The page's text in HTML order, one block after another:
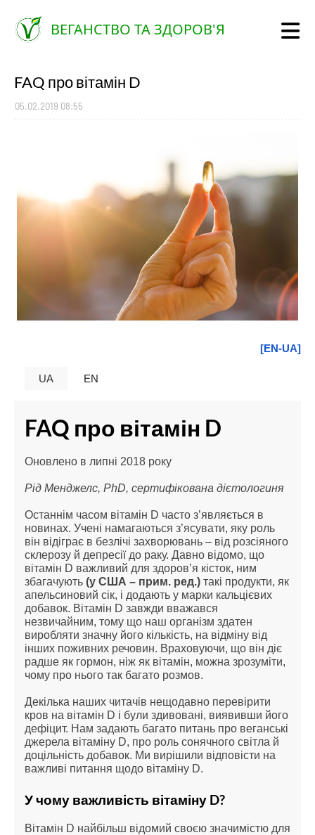
ВЕГАНСТВО ТА ЗДОРОВ'Я
FAQ про вітамін D
05.02.2019 08:55
[EN-UA]
UA EN
FAQ про вітамін D
Оновлено в липні 2018 року
Рід Менджелс, PhD, сертифікована дієтологиня
Останнім часом вітамін D часто з’являється в
новинах. Учені намагаються з’ясувати, яку роль
він відіграє в безлічі захворювань – від розсіяного
склерозу й депресії до раку. Давно відомо, що
вітамін D важливий для здоров’я кісток, ним
збагачують (у США – прим. ред.) такі продукти, як
апельсиновий сік, і додають у марки кальцієвих
добавок. Вітамін D завжди вважався
незвичайним, тому що наш організм здатен
виробляти значну його кількість, на відміну від
інших поживних речовин. Враховуючи, що він діє
радше як гормон, ніж як вітамін, можна зрозуміти,
чому про нього так багато розмов.
Декілька наших читачів нещодавно перевірити
кров на вітамін D і були здивовані, виявивши його
дефіцит. Нам задають багато питань про веганські
джерела вітаміну D, про роль сонячного світла й
доцільність добавок. Ми вирішили відповісти на
важливі питання щодо вітаміну D.
У чому важливість вітаміну D?
Вітамін D найбільш відомий своєю значимістю для